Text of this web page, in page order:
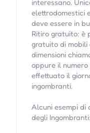
interessano.
elettrodomestici
deve essere in
Ritiro gratuito: è
gratuito di mobili
dimensioni
oppure il numero
effettuato il
ingombranti.
Alcuni esempi di
degli Ingombranti: